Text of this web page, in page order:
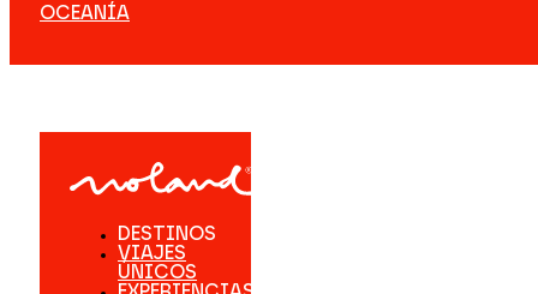
OCEANÍA
DESTINOS
VIAJES
ÚNICOS